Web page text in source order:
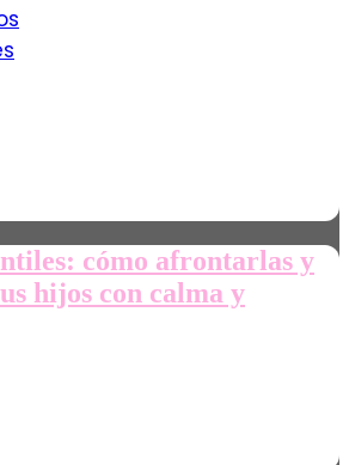
cómo afrontarlas y
hijos con calma y